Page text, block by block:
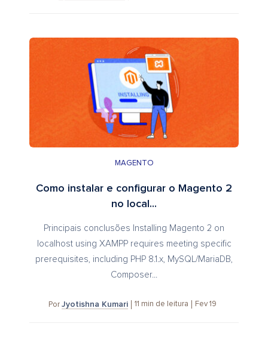
MAGENTO
Como instalar e configurar o Magento 2
no local...
Principais conclusões Installing Magento 2 on
localhost using XAMPP requires meeting specific
prerequisites, including PHP 8.1.x, MySQL/MariaDB,
Composer...
Por Jyotishna Kumari 11 min de leitura Fev 19